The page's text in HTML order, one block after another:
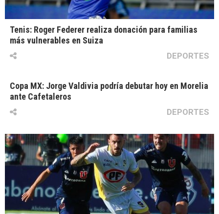
Tenis: Roger Federer realiza donación para familias
más vulnerables en Suiza
DEPORTES
Copa MX: Jorge Valdivia podría debutar hoy en Morelia
ante Cafetaleros
DEPORTES